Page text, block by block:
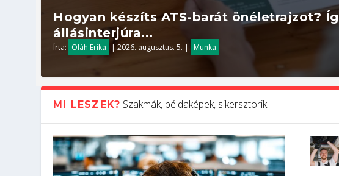
Hogyan készíts ATS-barát önéletrajzot?
állásinterjúra...
Írta: Oláh Erika |2026. augusztus. 5. | Munka
MI LESZEK? Szakmák, példaképek, sikersztorik